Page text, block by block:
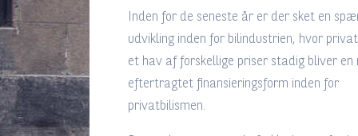
Inden for de seneste år er der sket en
udvikling inden for bilindustrien, hvor
et hav af forskellige priser stadig bliver en
eftertragtet finansieringsform inden for
privatbilismen.